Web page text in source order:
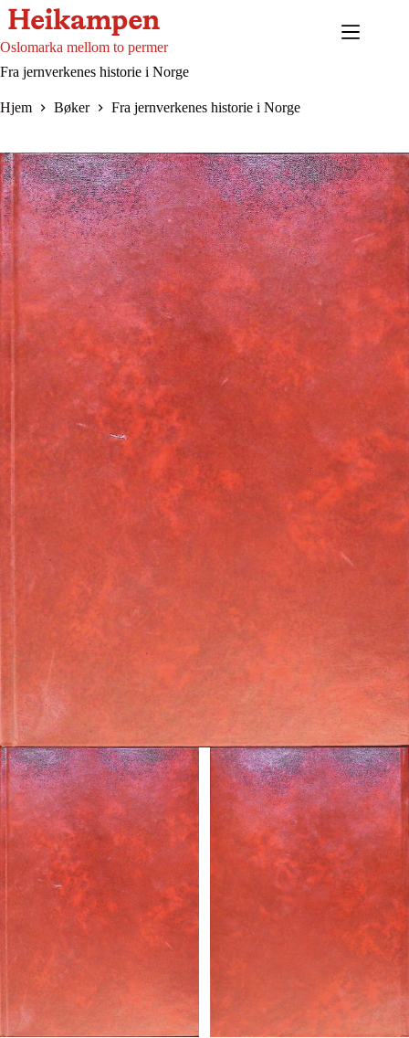
Hopp
til
innholdet
Oslomarka mellom to permer
Fra jernverkenes historie i Norge
Hjem Bøker Fra jernverkenes historie i Norge